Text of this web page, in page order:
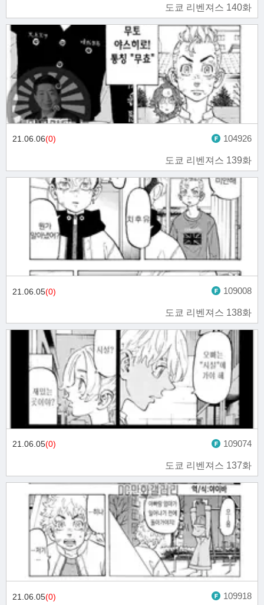
도쿄 리벤져스 140화
도쿄 리벤져스 139화
21.06.06(0) 104926
도쿄 리벤져스 138화
21.06.05(0) 109008
도쿄 리벤져스 137화
21.06.05(0) 109074
21.06.05(0) 109918